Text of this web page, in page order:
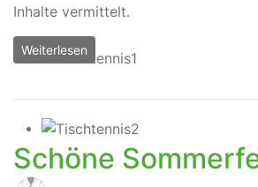
Inhalte vermittelt.
Weiterlesen
Schöne